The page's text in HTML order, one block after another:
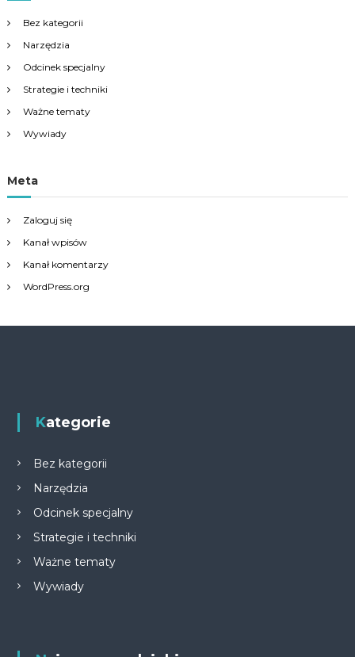
Bez kategorii
Narzędzia
Odcinek specjalny
Strategie i techniki
Ważne tematy
Wywiady
Meta
Zaloguj się
Kanał wpisów
Kanał komentarzy
WordPress.org
Kategorie
Bez kategorii
Narzędzia
Odcinek specjalny
Strategie i techniki
Ważne tematy
Wywiady